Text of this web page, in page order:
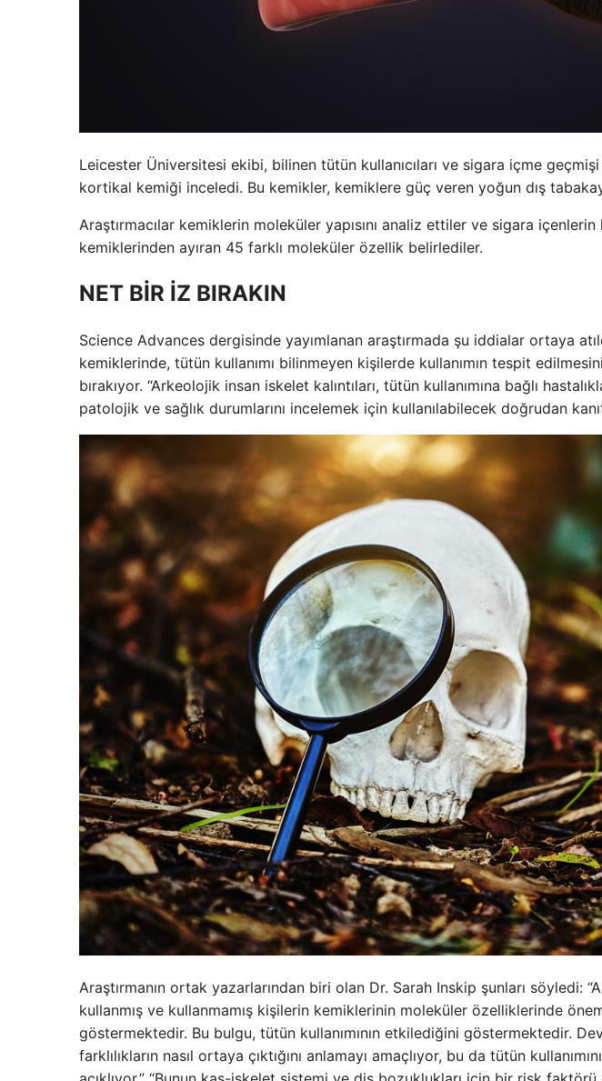
Leicester Üniversitesi ekibi, bilinen tütün kullanıcıları ve sigara içme
kortikal kemiği inceledi. Bu kemikler, kemiklere güç veren yoğun dış
Araştırmacılar kemiklerin moleküler yapısını analiz ettiler ve sigara
kemiklerinden ayıran 45 farklı moleküler özellik belirlediler.
NET BİR İZ BIRAKIN
Science Advances dergisinde yayımlanan araştırmada şu iddialar ortaya
kemiklerinde, tütün kullanımı bilinmeyen kişilerde kullanımın tespit
bırakıyor. “Arkeolojik insan iskelet kalıntıları, tütün kullanımına bağlı
patolojik ve sağlık durumlarını incelemek için kullanılabilecek doğrudan
Araştırmanın ortak yazarlarından biri olan Dr. Sarah Inskip şunları söyledi:
kullanmış ve kullanmamış kişilerin kemiklerinin moleküler özelliklerinde
göstermektedir. Bu bulgu, tütün kullanımının etkilediğini göstermektedir.
farklılıkların nasıl ortaya çıktığını anlamayı amaçlıyor, bu da tütün